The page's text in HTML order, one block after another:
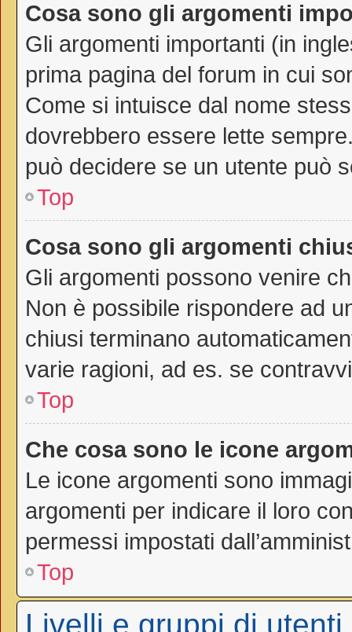
Cosa sono gli argomenti
Gli argomenti importanti (in
prima pagina del forum in cui
Come si intuisce dal nome
dovrebbero essere lette
può decidere se un utente può
Top
Cosa sono gli argomenti
Gli argomenti possono venire
Non è possibile rispondere ad
chiusi terminano
varie ragioni, ad es. se
Top
Che cosa sono le icone
Le icone argomenti sono
argomenti per indicare il loro
permessi impostati
Top
Livelli e gruppi di utenti